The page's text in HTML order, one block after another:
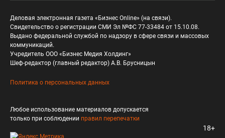
Деловая электронная газета «Бизнес Online» (на связи).
Свидетельство о регистрации СМИ Эл №ФС 77-33484 от 15.10.08.
Выдано федеральной службой по надзору в сфере связи и массовых
коммуникаций.
Учредитель ООО «Бизнес Медия Холдинг»
Шеф-редактор (главный редактор) А.В. Брусницын
Политика о персональных данных
Любое использование материалов допускается
только при соблюдении правил перепечатки
18+